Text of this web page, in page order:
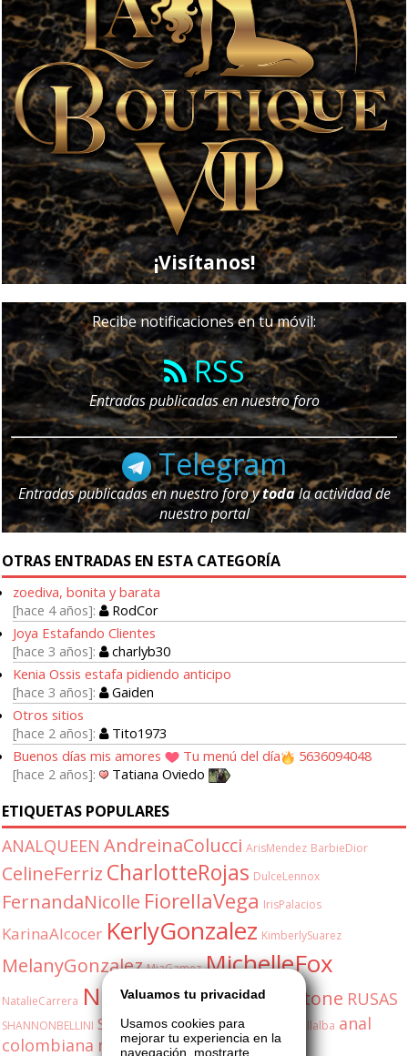
¡Visítanos!
Recibe notificaciones en tu móvil:
RSS
Entradas publicadas en nuestro foro
Telegram
Entradas publicadas en nuestro foro ytodala actividad de
nuestro portal
OTRAS ENTRADAS EN ESTA CATEGORÍA
zoediva, bonita y barata
hace 4 años
RodCor
Joya Estafando Clientes
hace 3 años
charlyb30
Kenia Ossis estafa pidiendo anticipo
hace 3 años
Gaiden
Otros sitios
hace 2 años
Tito1973
Buenos días mis amores
Tu menú del día
5636094048
hace 2 años
Tatiana Oviedo
ETIQUETAS POPULARES
ANALQUEEN AndreinaColucci ArisMendez BarbieDior
CelineFerriz CharlotteRojas DulceLennox
FernandaNicolle FiorellaVega IrisPalacios
KarinaAlcocer KerlyGonzalez KimberlySuarez
MelanyGonzalez MiaGamez MichelleFox
NatalieCarrera NatashaDuranOliviaStone RUSAS
SHANNONBELLINI SabrinaFox ShannonBellini ValeriaVillalba anal
colombiana milf shannon5548171077
Valuamos tu privacidad
Usamos cookies para
mejorar tu experiencia en la
navegación, mostrarte